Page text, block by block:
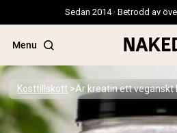
Sedan 2014 · Betrodd av
Menu
Kosttillskott Är kreatin ett veganskt